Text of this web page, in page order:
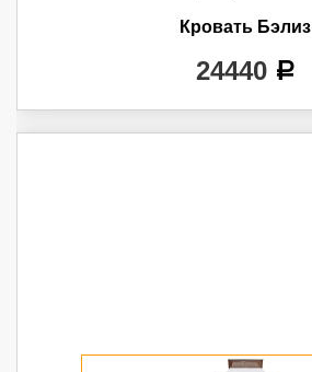
Кровать Бэлиз
24440 a